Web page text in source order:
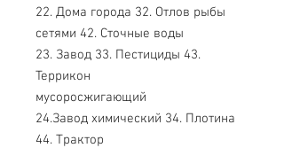
22. Дома города 32. Отлов рыбы
сетями 42. Сточные воды
23. Завод 33. Пестициды 43.
Террикон
мусоросжигающий
24.Завод химический 34. Плотина
44. Трактор